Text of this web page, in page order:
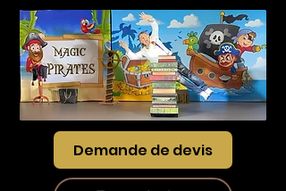
Demande de devis